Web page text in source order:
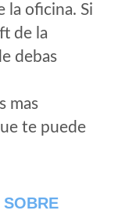
la oficina. Si
de la
debas
mas
te puede
SOBRE